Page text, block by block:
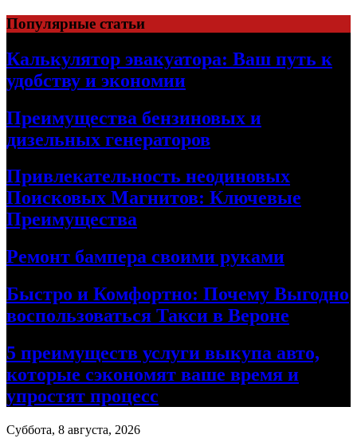
Skip
to
content
Популярные статьи
Калькулятор эвакуатора: Ваш путь к
удобству и экономии
Преимущества бензиновых и
дизельных генераторов
Привлекательность неодиновых
Поисковых Магнитов: Ключевые
Преимущества
Ремонт бампера своими руками
Быстро и Комфортно: Почему Выгодно
воспользоваться Такси в Вероне
5 преимуществ услуги выкупа авто,
которые сэкономят ваше время и
упростят процесс
Суббота, 8 августа, 2026